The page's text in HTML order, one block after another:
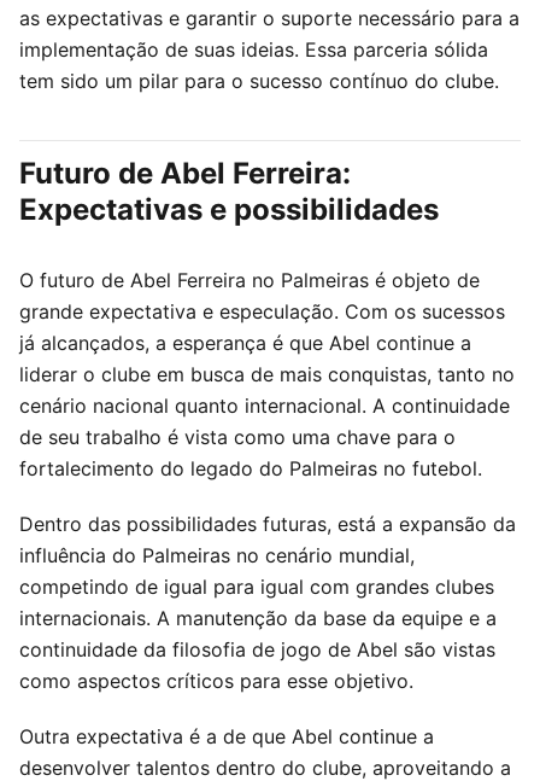
as expectativas e garantir o suporte necessário para a
implementação de suas ideias. Essa parceria sólida
tem sido um pilar para o sucesso contínuo do clube.
Futuro de Abel Ferreira:
Expectativas e possibilidades
O futuro de Abel Ferreira no Palmeiras é objeto de
grande expectativa e especulação. Com os sucessos
já alcançados, a esperança é que Abel continue a
liderar o clube em busca de mais conquistas, tanto no
cenário nacional quanto internacional. A continuidade
de seu trabalho é vista como uma chave para o
fortalecimento do legado do Palmeiras no futebol.
Dentro das possibilidades futuras, está a expansão da
influência do Palmeiras no cenário mundial,
competindo de igual para igual com grandes clubes
internacionais. A manutenção da base da equipe e a
continuidade da filosofia de jogo de Abel são vistas
como aspectos críticos para esse objetivo.
Outra expectativa é a de que Abel continue a
desenvolver talentos dentro do clube, aproveitando a